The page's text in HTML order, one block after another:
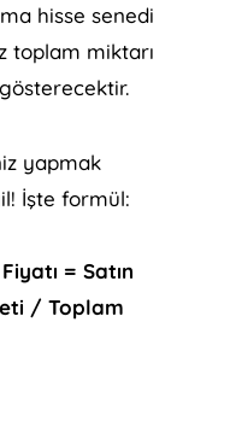
hisse senedi
toplam miktarı
gösterecektir.
yapmak
İşte formül:
= Satın
/ Toplam